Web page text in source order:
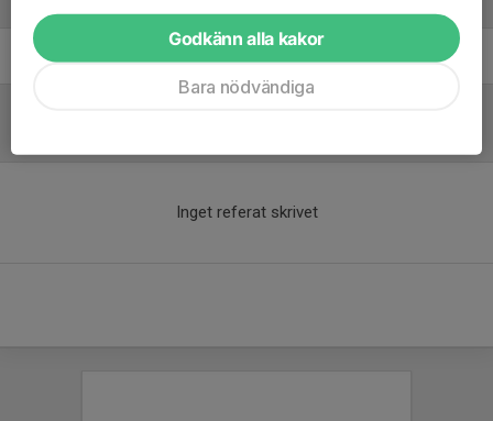
Inget referat skrivet
Godkänn alla kakor
Bara nödvändiga